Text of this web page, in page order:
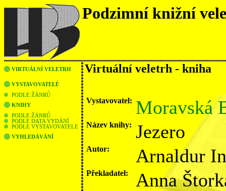
Podzimní knižní
VIRTUÁLNÍ VELETRH
VYSTAVOVATELÉ
PODLE ŽÁNRŮ
KNIHY
PODLE ŽÁNRŮ
PODLE DATA VYDÁNÍ
PODLE VYSTAVOVATELE
VYHLEDÁVÁNÍ
Virtuální veletrh - kniha
Vystavovatel: Moravská
Název knihy: Jezero
Autor: Arnaldur
Překladatel: Anna